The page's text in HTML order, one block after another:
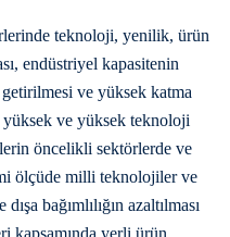
teknoloji, yenilik, ürün
endüstriyel kapasitenin
ve yüksek katma
yüksek ve yüksek teknoloji
öncelikli sektörlerde ve
ölçüde milli teknolojiler ve
bağımlılığın azaltılması
kapsamında yerli ürün